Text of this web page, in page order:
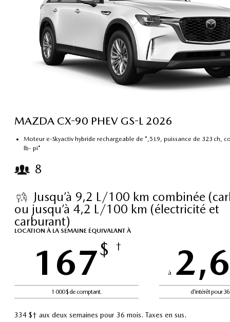
MAZDA CX-90 PHEV GS-L 2026
Moteur e-Skyactiv hybride rechargeable de *,5 L9, puissance de 323 ch,
lb- pi*
8
Jusqu’à 9,2 L/100 km combinée
ou jusqu’à 4,2 L/100 km (électricité et
carburant)
LOCATION À LA SEMAINE ÉQUIVALANT À
167$ †
1 000 $ de comptant.
à
d'intérêt pour
334 $† aux deux semaines pour 36 mois. Taxes en sus.